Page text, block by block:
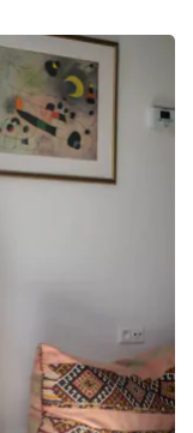
retro
Door
waar de
zijn, waardoor
wordt
hoog
die Dovre
jaar garantie op